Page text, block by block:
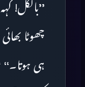
’’بالکل!
چھوٹا
ہی